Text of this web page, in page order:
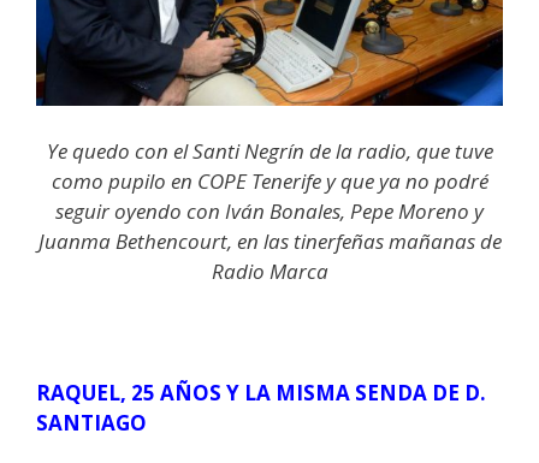
Ye quedo con el Santi Negrín de la radio, que tuve
como pupilo en COPE Tenerife y que ya no podré
seguir oyendo con Iván Bonales, Pepe Moreno y
Juanma Bethencourt, en las tinerfeñas mañanas de
Radio Marca
RAQUEL, 25 AÑOS Y LA MISMA SENDA DE D.
SANTIAGO